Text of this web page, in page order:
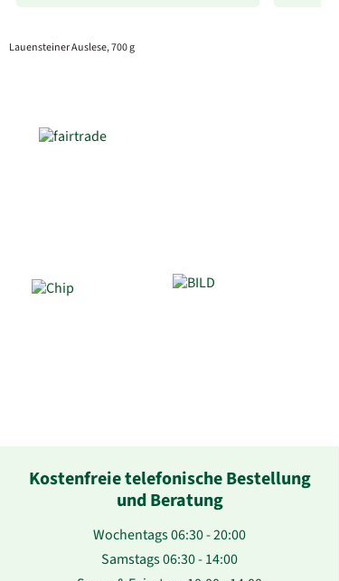
Lauensteiner Auslese, 700 g
Kostenfreie telefonische Bestellung
und Beratung
Wochentags 06:30 - 20:00
Samstags 06:30 - 14:00